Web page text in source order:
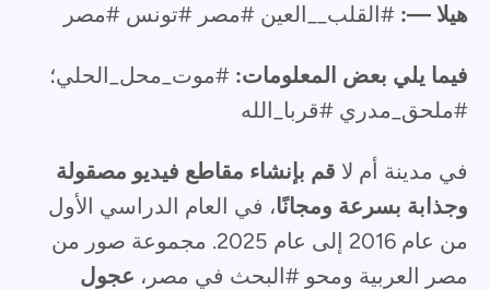
هيلا —: #القلب__العين #مصر #تونس #مصر
فيما يلي بعض المعلومات: #موت_محل_الحلي؛
#ملحق_مدري #قربا_الله
في مدينة أم لا قم بإنشاء مقاطع فيديو مصقولة
وجذابة بسرعة ومجانًا، في العام الدراسي الأول
من عام 2016 إلى عام 2025. مجموعة صور من
مصر العربية ومحو #البحث في مصر، عجول